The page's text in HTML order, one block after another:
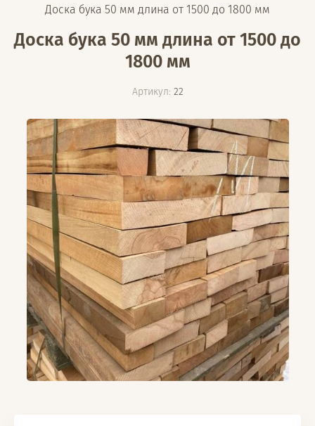
Доска бука 50 мм длина от 1500 до 1800 мм
Доска бука 50 мм длина от 1500 до
1800 мм
Артикул: 22